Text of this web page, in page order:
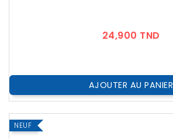
24,900 TND
AJOUTER AU PANIER
NEUF